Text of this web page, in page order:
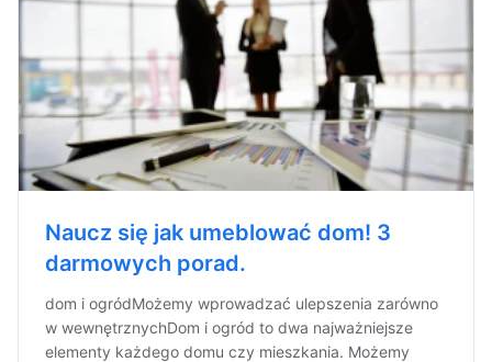
Naucz się jak umeblować dom! 3
darmowych porad.
dom i ogródMożemy wprowadzać ulepszenia zarówno
w wewnętrznychDom i ogród to dwa najważniejsze
elementy każdego domu czy mieszkania. Możemy